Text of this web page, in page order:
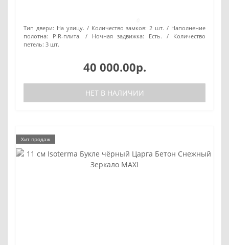
Тип двери: На улицу. Количество замков: 2 шт.
Наполнение
полотна:
PIR-плита. Ночная задвижка: Есть.
Количество
петель: 3 шт.
40 000.00р.
НЕТ В НАЛИЧИИ
Хит продаж